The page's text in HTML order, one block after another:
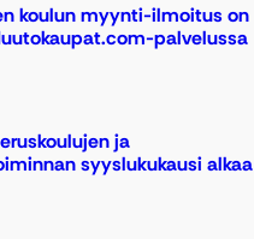
koulun myynti-ilmoitus on
palvelussa
ja
syyslukukausi alkaa